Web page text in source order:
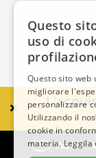
Questo
uso di
Questo sito web
migliorare
personalizzare
Utilizzando il
cookie in
materia.Leggila